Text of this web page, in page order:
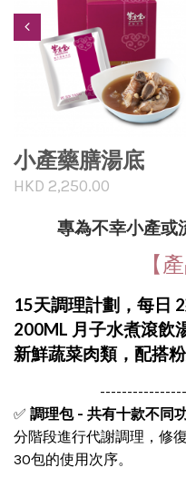
小產藥膳湯底
HKD 2,250.00
專為不幸小產或
【
15天調理計劃，每日
200ML 月子水煮滾飲
新鮮蔬菜肉類，配搭
✅ 調理包 - 共有十款不同
分階段進行代謝調理，修
30包的使用次序。